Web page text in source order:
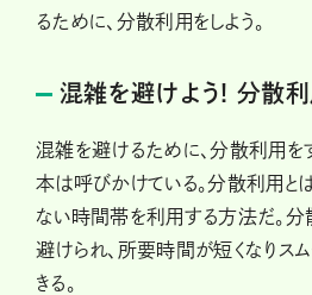
るために、分散利用をしよう。
混雑を避けよう! 分散利
混雑を避けるために、分散利用を
本は呼びかけている。分散利用と
ない時間帯を利用する方法だ。分
避けられ、所要時間が短くなりス
きる。